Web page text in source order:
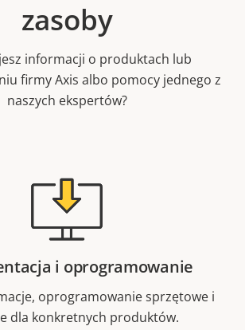
zasoby
informacji o produktach lub
firmy Axis albo pomocy jednego z
naszych ekspertów?
i oprogramowanie
oprogramowanie sprzętowe i
dla konkretnych produktów.